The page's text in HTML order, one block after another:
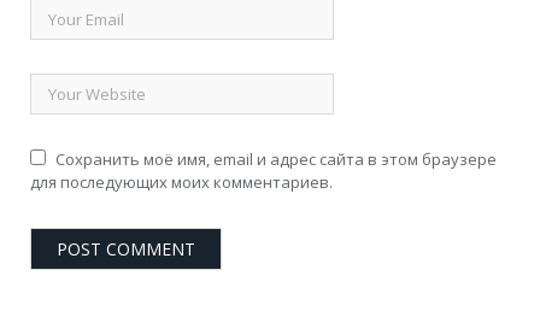
Сохранить моё имя, email и адрес сайта в этом браузере
для последующих моих комментариев.